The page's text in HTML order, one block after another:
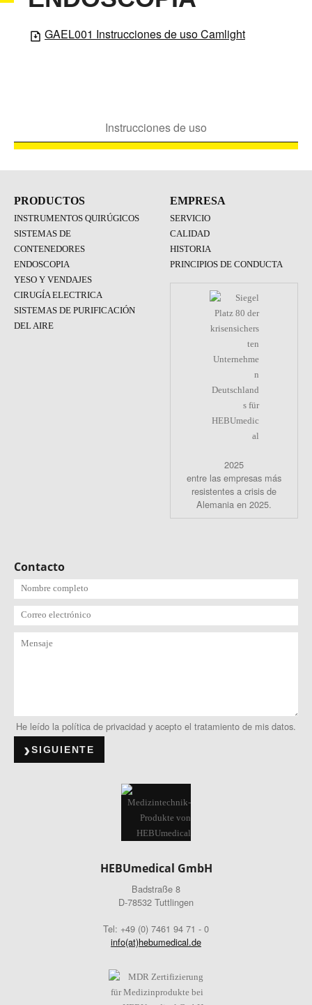
GAEL001 Instrucciones de uso Camlight
Instrucciones de uso
PRODUCTOS
INSTRUMENTOS QUIRÚGICOS
SISTEMAS DE
CONTENEDORES
ENDOSCOPIA
YESO Y VENDAJES
CIRUGÍA ELECTRICA
SISTEMAS DE PURIFICACIÓN
DEL AIRE
EMPRESA
SERVICIO
CALIDAD
HISTORIA
PRINCIPIOS DE CONDUCTA
2025
entre las empresas más
resistentes a crisis de
Alemania en 2025.
Contacto
He leído la política de privacidad y acepto el tratamiento de mis datos.
SIGUIENTE
HEBUmedical GmbH
Badstraße 8
D-78532 Tuttlingen
Tel: +49 (0) 7461 94 71 - 0
info(at)hebumedical.de